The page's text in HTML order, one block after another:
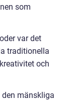
som
var det
traditionella
och
den mänskliga